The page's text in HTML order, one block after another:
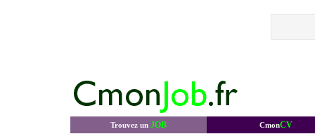
Trouvez un JOB CmonCV